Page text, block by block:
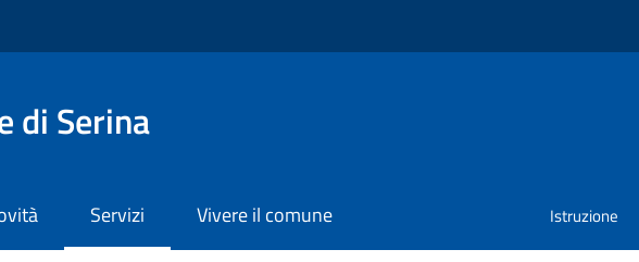
di Serina
Servizi Vivere il comune Istruzione